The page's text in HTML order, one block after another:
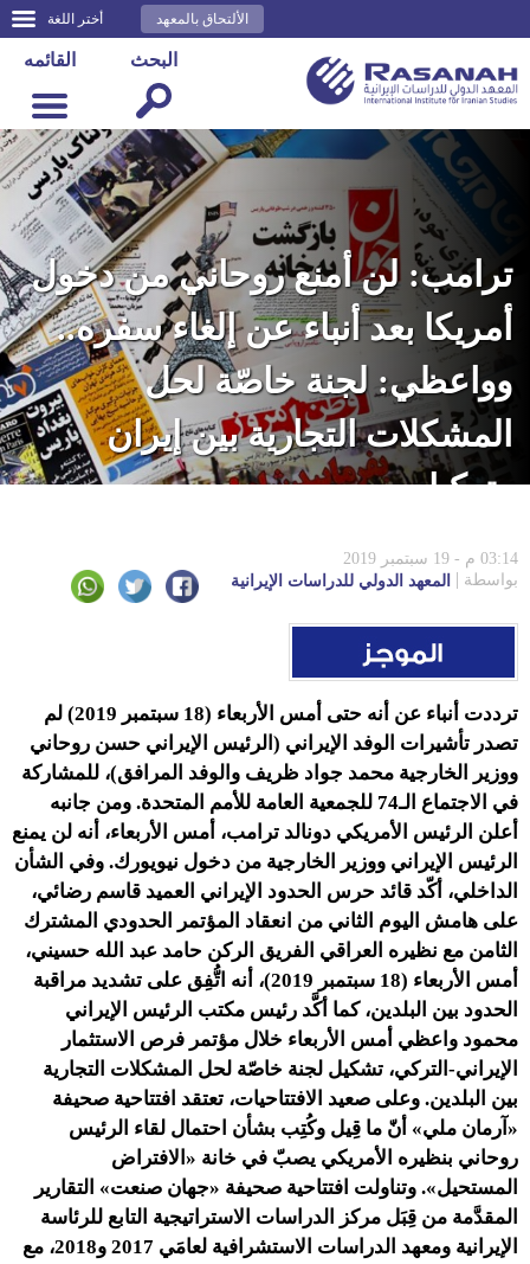
أختر اللغة الألتحاق بالمعهد
القائمه البحث
ترامب: لن أمنع روحاني من دخول
أمريكا بعد أنباء عن إلغاء سفره..
وواعظي: لجنة خاصّة لحل
المشكلات التجارية بين إيران
وتركيا
03:14 م - 19 سبتمبر 2019
بواسطة
المعهد الدولي للدراسات الإيرانية
ترددت أنباء عن أنه حتى أمس الأربعاء (18 سبتمبر 2019) لم
تصدر تأشيرات الوفد الإيراني (الرئيس الإيراني حسن روحاني
ووزير الخارجية محمد جواد ظريف والوفد المرافق)، للمشاركة
في الاجتماع الـ74 للجمعية العامة للأمم المتحدة. ومن جانبه
أعلن الرئيس الأمريكي دونالد ترامب، أمس الأربعاء، أنه لن يمنع
الرئيس الإيراني ووزير الخارجية من دخول نيويورك. وفي الشأن
الداخلي، أكّد قائد حرس الحدود الإيراني العميد قاسم رضائي،
على هامش اليوم الثاني من انعقاد المؤتمر الحدودي المشترك
الثامن مع نظيره العراقي الفريق الركن حامد عبد الله حسيني،
أمس الأربعاء (18 سبتمبر 2019)، أنه اتُّفِق على تشديد مراقبة
الحدود بين البلدين، كما أكَّد رئيس مكتب الرئيس الإيراني
محمود واعظي أمس الأربعاء خلال مؤتمر فرص الاستثمار
الإيراني-التركي، تشكيل لجنة خاصّة لحل المشكلات التجارية
بين البلدين. وعلى صعيد الافتتاحيات، تعتقد افتتاحية صحيفة
«آرمان ملي» أنّ ما قِيل وكُتِب بشأن احتمال لقاء الرئيس
روحاني بنظيره الأمريكي يصبّ في خانة «الافتراض
المستحيل». وتناولت افتتاحية صحيفة «جهان صنعت» التقارير
المقدَّمة من قِبَل مركز الدراسات الاستراتيجية التابع للرئاسة
الإيرانية ومعهد الدراسات الاستشرافية لعامَي 2017 و2018، مع